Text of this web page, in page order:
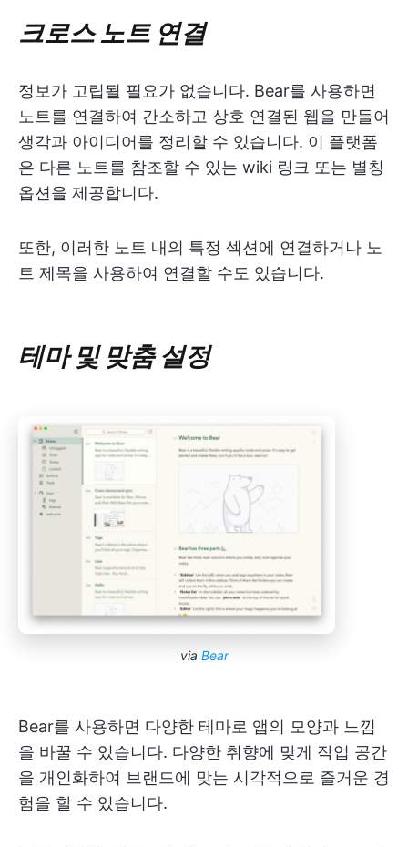
크로스 노트 연결
정보가 고립될 필요가 없습니다. Bear를 사용하면
노트를 연결하여 간소하고 상호 연결된 웹을 만들어
생각과 아이디어를 정리할 수 있습니다. 이 플랫폼
은 다른 노트를 참조할 수 있는 wiki 링크 또는 별칭
옵션을 제공합니다.
또한, 이러한 노트 내의 특정 섹션에 연결하거나 노
트 제목을 사용하여 연결할 수도 있습니다.
테마 및 맞춤 설정
via Bear
Bear를 사용하면 다양한 테마로 앱의 모양과 느낌
을 바꿀 수 있습니다. 다양한 취향에 맞게 작업 공간
을 개인화하여 브랜드에 맞는 시각적으로 즐거운 경
험을 할 수 있습니다.